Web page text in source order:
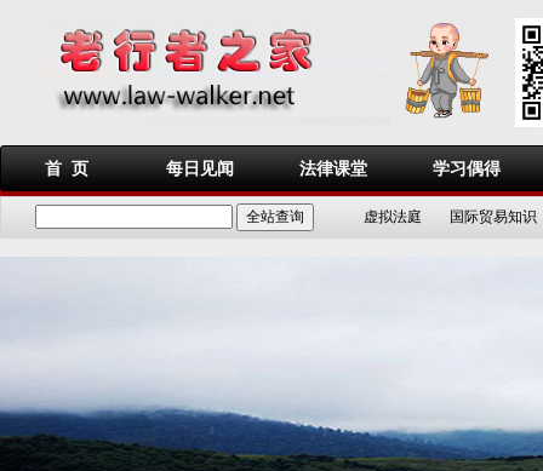
首 页 每日见闻 法律课堂 学习偶得
虚拟法庭 国际贸易知识